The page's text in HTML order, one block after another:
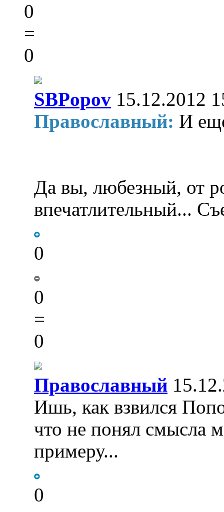
0
=
0
SBPopov 15.12.2012
Православный: И
Да вы, любезный, от
впечатлительный...
0
0
=
0
Православный
Ишь, как взвился
что не понял смысла
примеру...
0